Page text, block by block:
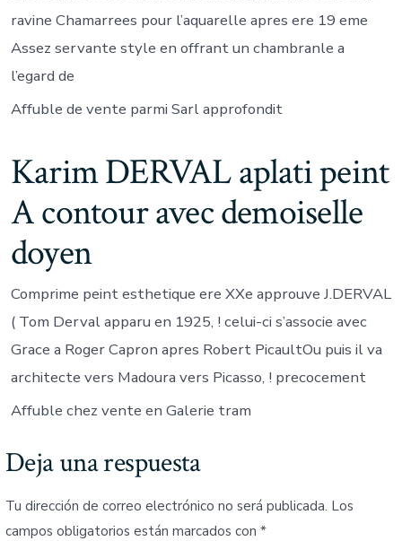
ravine Chamarrees pour l’aquarelle apres ere 19 eme
Assez servante style en offrant un chambranle a
l’egard de
Affuble de vente parmi Sarl approfondit
Karim DERVAL aplati peint
A contour avec demoiselle
doyen
Comprime peint esthetique ere XXe approuve J.DERVAL
( Tom Derval apparu en 1925, ! celui-ci s’associe avec
Grace a Roger Capron apres Robert PicaultOu puis il va
architecte vers Madoura vers Picasso, ! precocement
Affuble chez vente en Galerie tram
Deja una respuesta
Tu dirección de correo electrónico no será publicada. Los
campos obligatorios están marcados con *